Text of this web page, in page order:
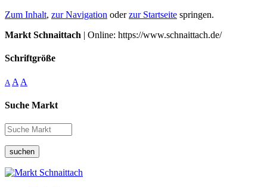
Zum Inhalt, zur Navigation oderzur Startseite springen.
Markt Schnaittach | Online: https://www.schnaittach.de/
Schriftgröße
A A A
Suche Markt
suchen